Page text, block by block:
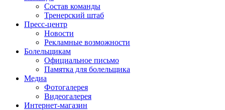
Состав команды
Тренерский штаб
Пресс-центр
Новости
Рекламные возможности
Болельщикам
Официальное письмо
Памятка для болельщика
Медиа
Фотогалерея
Видеогалерея
Интернет-магазин